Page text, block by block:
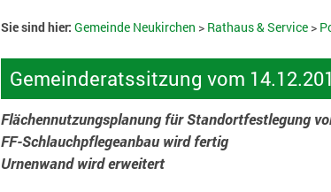
Sie sind hier: Gemeinde Neukirchen > Rathaus & Service>
Gemeinderatssitzung vom
Flächennutzungsplanung für Standortfestlegung
FF-Schlauchpflegeanbau wird fertig
Urnenwand wird erweitert